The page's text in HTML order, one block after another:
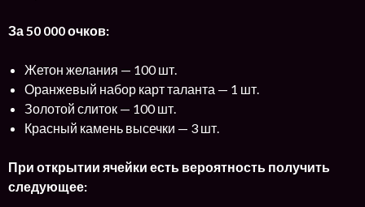
За 50 000 очков:
Жетон желания — 100 шт.
Оранжевый набор карт таланта — 1 шт.
Золотой слиток — 100 шт.
Красный камень высечки — 3 шт.
При открытии ячейки есть вероятность получить
следующее: